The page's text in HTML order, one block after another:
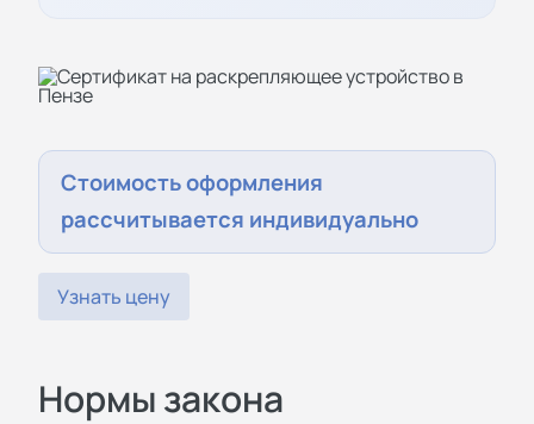
Стоимость оформления
рассчитывается индивидуально
Узнать цену
Нормы закона